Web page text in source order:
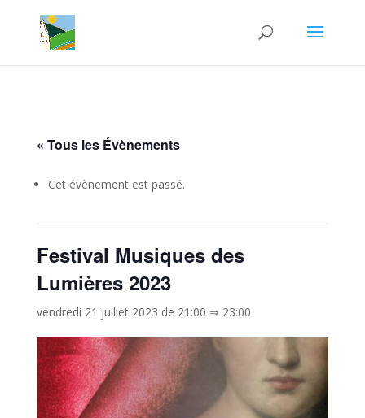
« Tous les Évènements
Cet évènement est passé.
Festival Musiques des
Lumières 2023
vendredi 21 juillet 2023 de 21:00 ⇒ 23:00